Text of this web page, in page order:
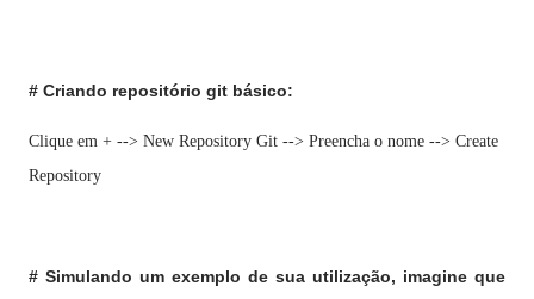
# Criando repositório git básico:
Clique em + --> New Repository Git --> Preencha o nome --> Create
Repository
# Simulando um exemplo de sua utilização, imagine que